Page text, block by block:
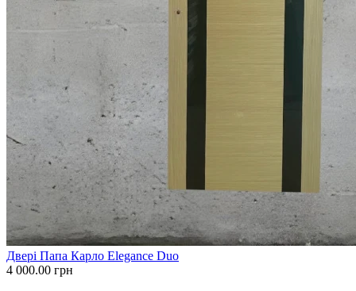
Двері Папа Карло Elegance Duo
4 000.00 грн